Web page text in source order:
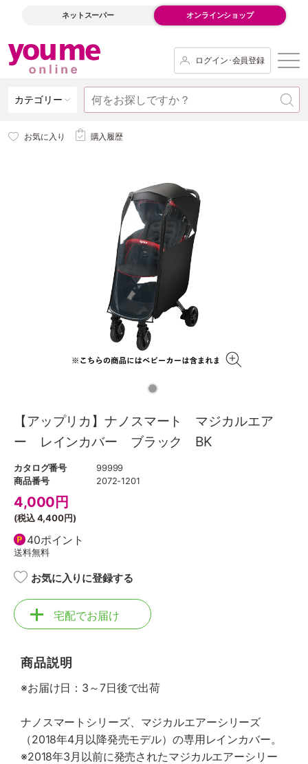
ネットスーパー オンラインショップ
ログイン･会員登録
カテゴリー
お気に入り 購入履歴
【アップリカ】ナノスマート マジカルエア
ー レインカバー ブラック BK
カタログ番号
99999
商品番号
2072-1201
4,000 円
(税込4,400円)
40ポイント
送料無料
お気に入りに登録する
宅配でお届け
商品説明
※お届け日：3～7日後で出荷
ナノスマートシリーズ、マジカルエアーシリーズ
（2018年4月以降発売モデル）の専用レインカバー。
※2018年3月以前に発売されたマジカルエアーシリー